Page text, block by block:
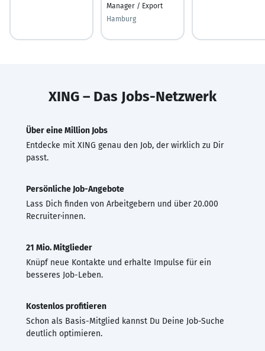
Manager / Export
Hamburg
XING – Das Jobs-Netzwerk
Über eine Million Jobs
Entdecke mit XING genau den Job, der wirklich zu Dir
passt.
Persönliche Job-Angebote
Lass Dich finden von Arbeitgebern und über 20.000
Recruiter·innen.
21 Mio. Mitglieder
Knüpf neue Kontakte und erhalte Impulse für ein
besseres Job-Leben.
Kostenlos profitieren
Schon als Basis-Mitglied kannst Du Deine Job-Suche
deutlich optimieren.